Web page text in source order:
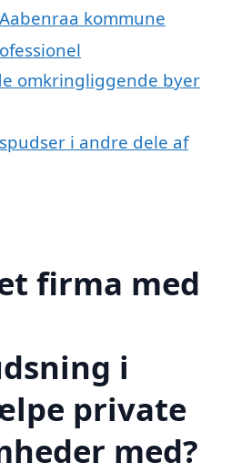
kommune
omkringliggende byer
i andre dele af
firma med
i
private
med?